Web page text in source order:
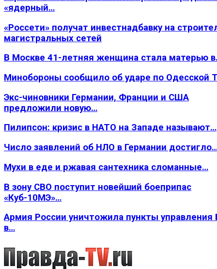
«ядерный…
«Россети» получат инвестнадбавку на
магистральных сетей
В Москве 41-летняя женщина стала матерью
Минобороны сообщило об ударе по Одесской
Экс-чиновники Германии, Франции и США
предложили новую…
Пилипсон: кризис в НАТО на Западе называют…
Число заявлений об НЛО в Германии
Мухи в еде и ржавая сантехника сломанные…
В зону СВО поступит новейший боеприпас
«Куб-10МЭ»…
Армия России уничтожила пункты
в…